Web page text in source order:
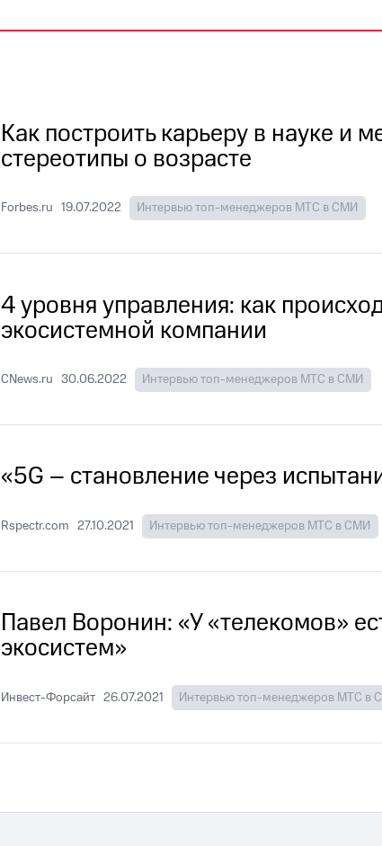
Как построить карьеру в науке и
стереотипы о возрасте
Forbes.ru 19.07.2022 Интервью топ-менеджеров МТС в СМИ
4 уровня управления: как
экосистемной компании
CNews.ru 30.06.2022 Интервью топ-менеджеров МТС в СМИ
«5G – становление через
Rspectr.com 27.10.2021 Интервью топ-менеджеров МТС в СМИ
Павел Воронин: «У «телекомов»
экосистем»
Инвест-Форсайт 26.07.2021 Интервью топ-менеджеров МТС в